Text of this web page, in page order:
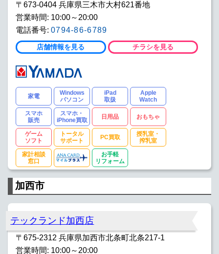
〒673-0404 兵庫県三木市大村621番地
営業時間: 10:00～20:00
電話番号: 0794-86-6789
店舗情報を見る チラシを見る
家電
Windows
パソコン
iPad
取扱
Apple
Watch
スマホ
販売
スマホ・
iPhone買取
日用品 おもちゃ
ゲーム
ソフト
トータル
サポート
PC買取
授乳室・
搾乳室
家計相談
窓口
お手軽
リフォーム
加西市
テックランド加西店
〒675-2312 兵庫県加西市北条町北条217-1
営業時間: 10:00～20:00